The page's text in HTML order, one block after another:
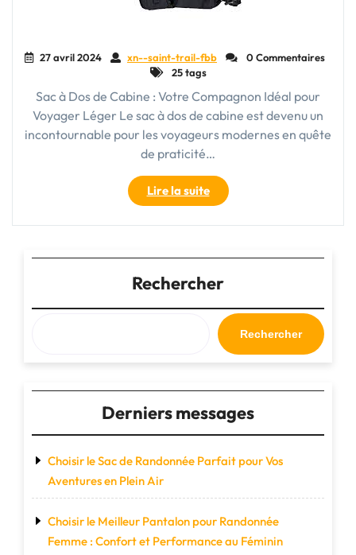
27 avril 2024 xn--saint-trail-fbb
0 Commentaires
25 tags
Sac à Dos de Cabine : Votre Compagnon Idéal pour
Voyager Léger Le sac à dos de cabine est devenu un
incontournable pour les voyageurs modernes en quête
de praticité…
Lire la suite"Le
Sac
à
de
Cabine
:
Votre
Compagnon
de
Élégant"
Rechercher
Rechercher
Derniers messages
Choisir le Sac de Randonnée Parfait pour Vos
Aventures en Plein Air
Choisir le Meilleur Pantalon pour Randonnée
Femme : Confort et Performance au Féminin